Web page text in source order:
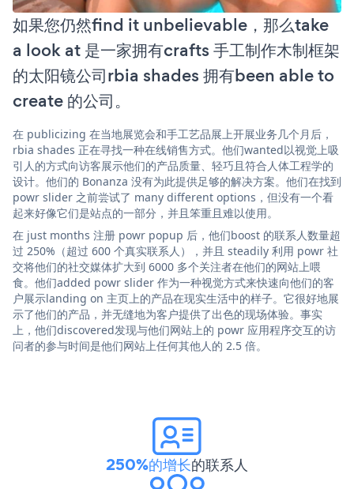
如果您仍然find it unbelievable，那么take
a look at 是一家拥有crafts 手工制作木制框架
的太阳镜公司rbia shades 拥有been able to
create 的公司。
在 publicizing 在当地展览会和手工艺品展上开展业务几个月后，
rbia shades 正在寻找一种在线销售方式。他们wanted以视觉上吸
引人的方式向访客展示他们的产品质量、轻巧且符合人体工程学的
设计。他们的 Bonanza 没有为此提供足够的解决方案。他们在找到
powr slider 之前尝试了 many different options，但没有一个看
起来好像它们是站点的一部分，并且笨重且难以使用。
在 just months 注册 powr popup 后，他们boost 的联系人数量超
过 250%（超过 600 个真实联系人），并且 steadily 利用 powr 社
交将他们的社交媒体扩大到 6000 多个关注者在他们的网站上喂
食。他们added powr slider 作为一种视觉方式来快速向他们的客
户展示landing on 主页上的产品在现实生活中的样子。它很好地展
示了他们的产品，并无缝地为客户提供了出色的现场体验。事实
上，他们discovered发现与他们网站上的 powr 应用程序交互的访
问者的参与时间是他们网站上任何其他人的 2.5 倍。
250%的增长的联系人